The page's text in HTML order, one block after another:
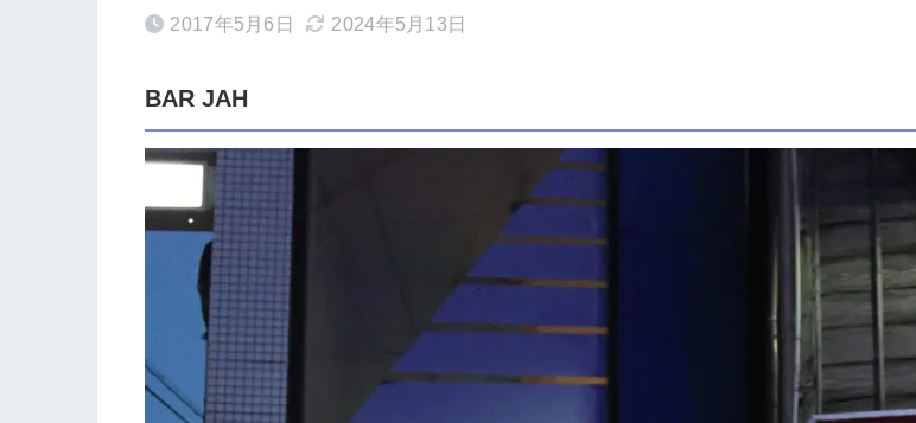
2017年5月6日 2024年5月13日
BAR JAH